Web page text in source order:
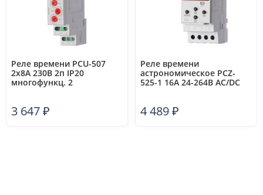
Реле времени PCU-507
2х8А 230В 2п IP20
многофункц. 2
F&F EA02.001.022
3 647₽
Реле времени
астрономическое PCZ-
525-1 16А 24-264В AC/DC
4 489₽